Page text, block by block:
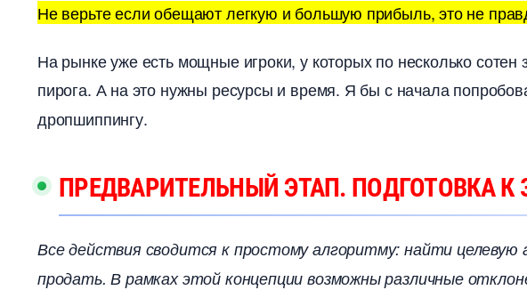
Не верьте если обещают легкую и большую прибыль, это не
На рынке уже есть мощные игроки, у которых по несколько сотен
пирога. А на это нужны ресурсы и время. Я бы с начала
дропшиппингу.
ПРЕДВАРИТЕЛЬНЫЙ ЭТАП. ПОДГОТОВКА
се действия сводится к простому алгоритму: найти целевую
продать. В рамках этой концепции возможны различные